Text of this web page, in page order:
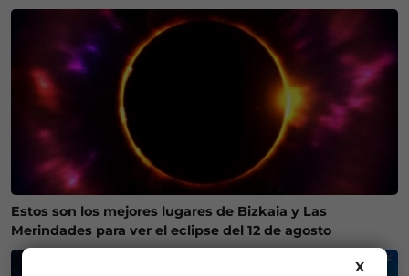
Estos son los mejores lugares de Bizkaia y Las
Merindades para ver el eclipse del 12 de agosto
X